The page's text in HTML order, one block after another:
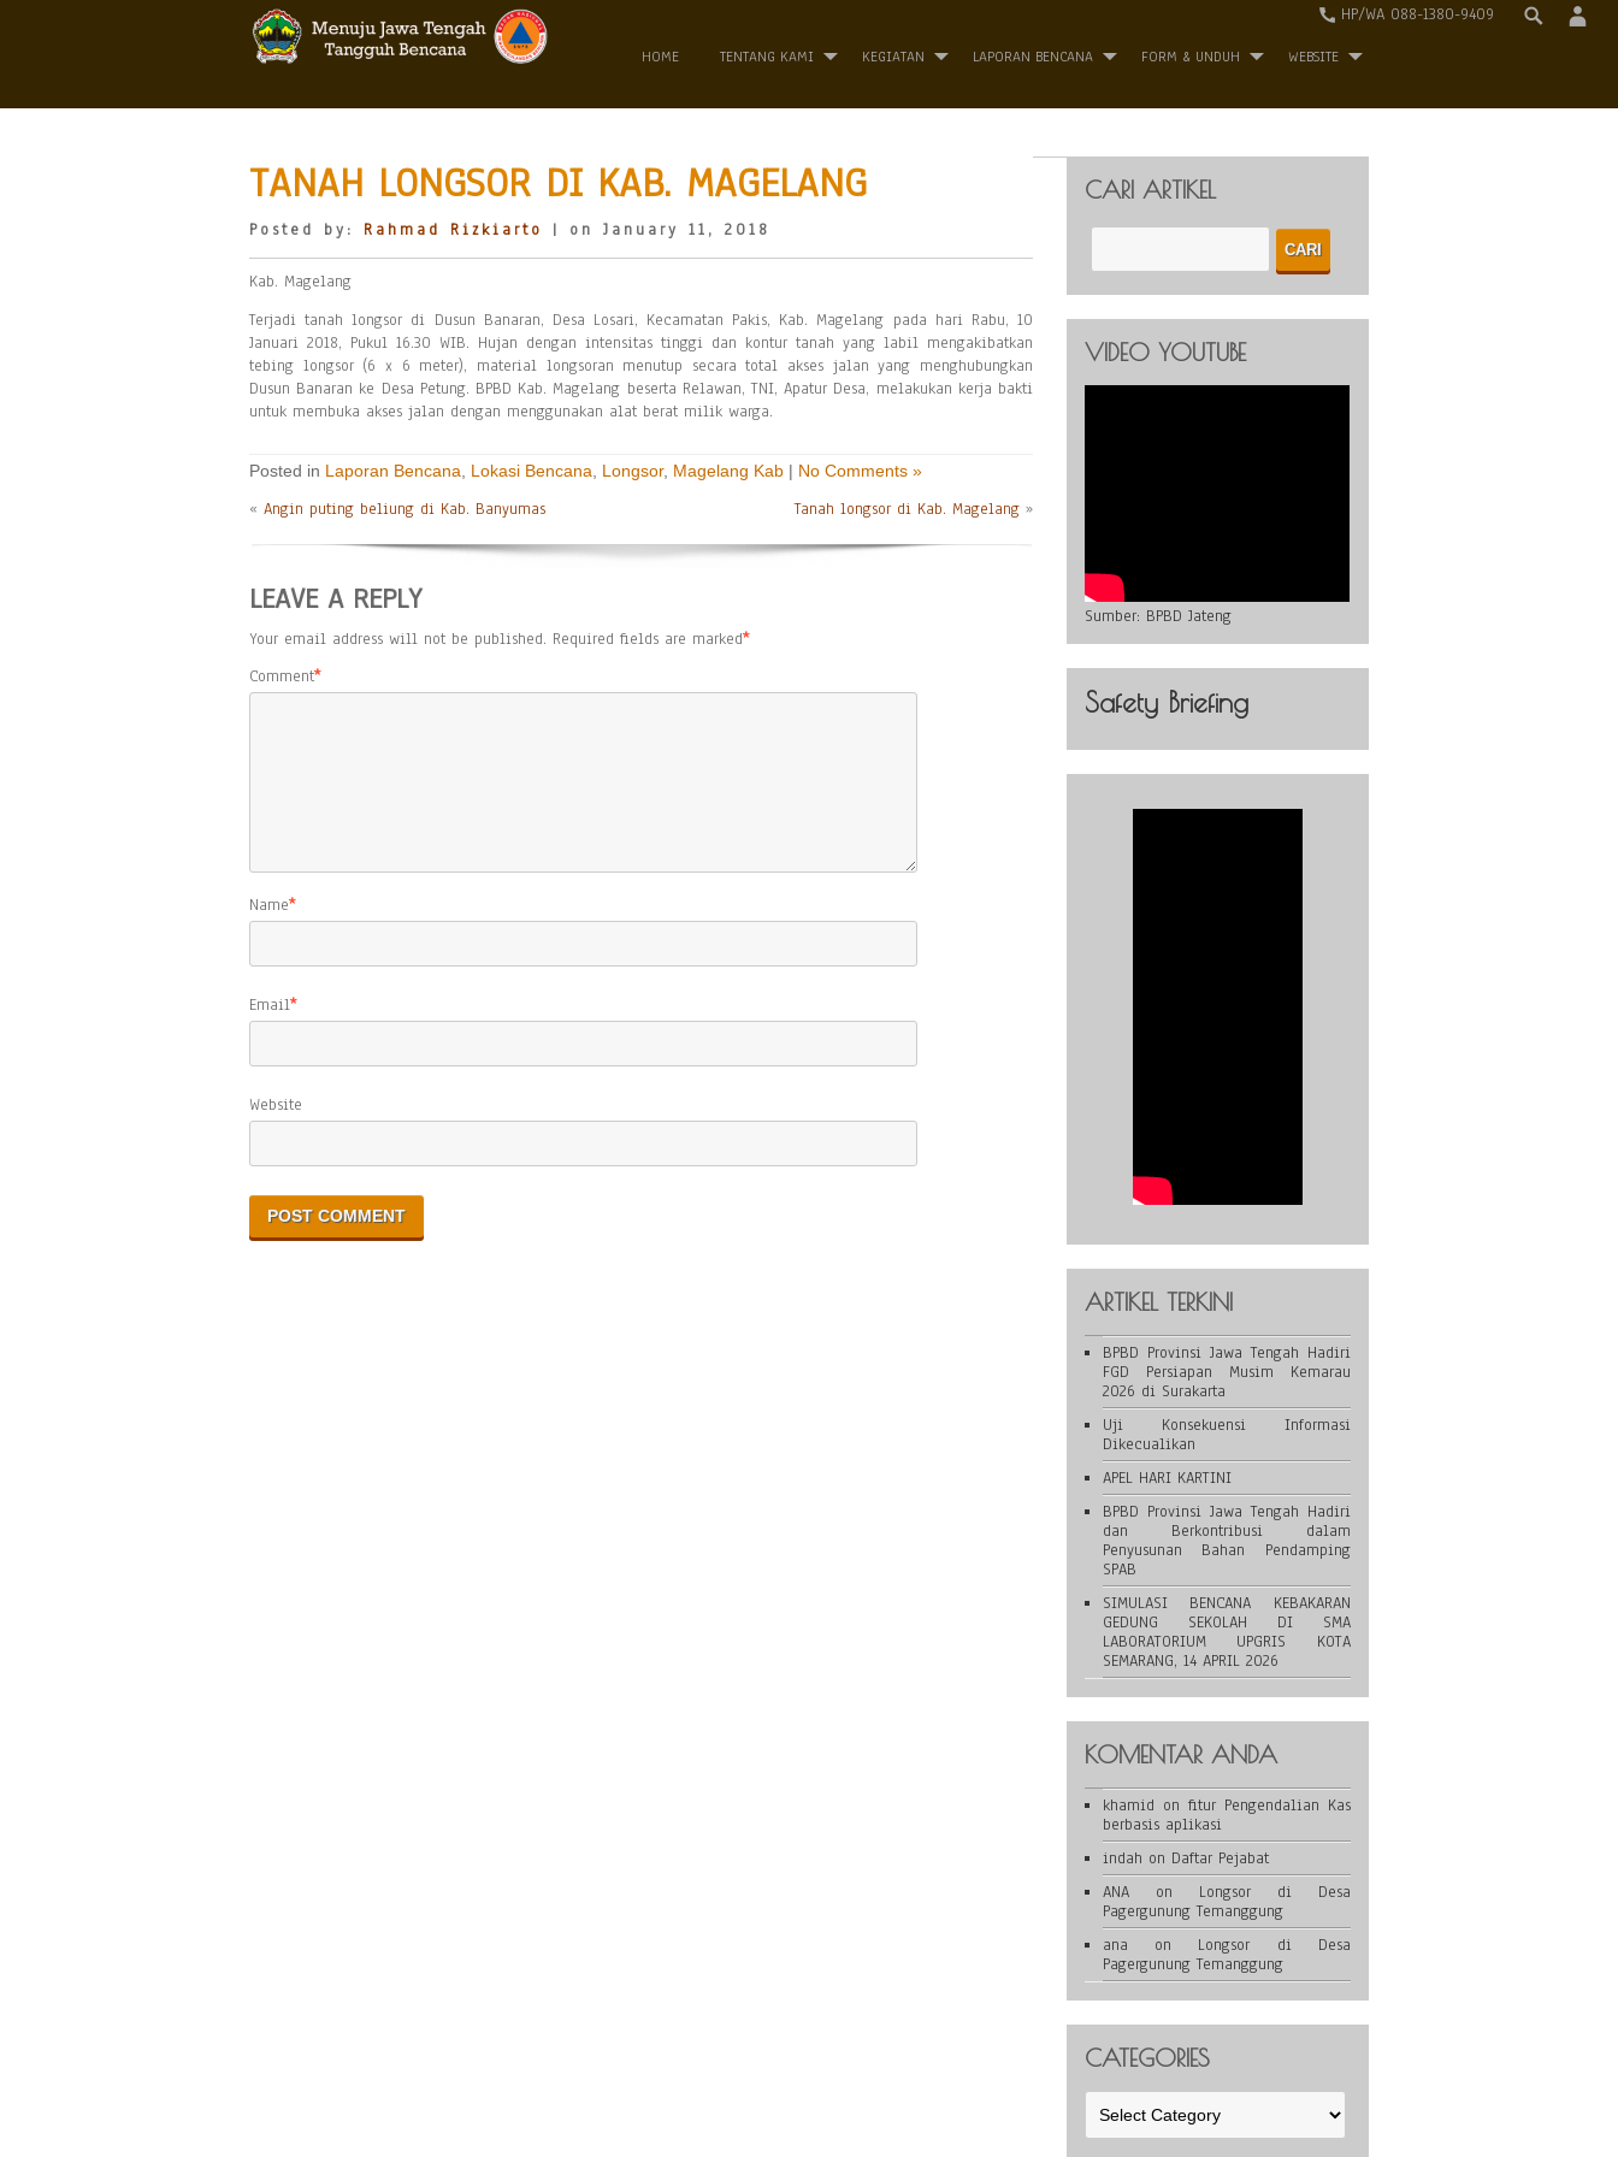
HP/WA 088-1380-9409
HOME TENTANG KAMI KEGIATAN LAPORAN BENCANA FORM & UNDUH WEBSITE
TANAH LONGSOR DI KAB. MAGELANG
Posted by: Rahmad Rizkiarto | on January 11, 2018
Kab. Magelang
Terjadi tanah longsor di Dusun Banaran, Desa Losari, Kecamatan Pakis, Kab. Magelang pada hari Rabu, 10
Januari 2018, Pukul 16.30 WIB. Hujan dengan intensitas tinggi dan kontur tanah yang labil mengakibatkan
tebing longsor (6 x 6 meter), material longsoran menutup secara total akses jalan yang menghubungkan
Dusun Banaran ke Desa Petung. BPBD Kab. Magelang beserta Relawan, TNI, Apatur Desa, melakukan kerja bakti
untuk membuka akses jalan dengan menggunakan alat berat milik warga.
Posted in Laporan Bencana Lokasi Bencana Longsor, Magelang Kab | No Comments »
« Angin puting beliung di Kab. Banyumas Tanah longsor di Kab. Magelang »
LEAVE A REPLY
Your email address will not be published. Required fields are marked*
Comment*
Name*
Email*
Website
CARI ARTIKEL
VIDEO YOUTUBE
Sumber: BPBD Jateng
Safety Briefing
ARTIKEL TERKINI
BPBD Provinsi Jawa Tengah Hadiri
FGD Persiapan Musim Kemarau
2026 di Surakarta
Uji Konsekuensi Informasi
Dikecualikan
APEL HARI KARTINI
BPBD Provinsi Jawa Tengah Hadiri
dan Berkontribusi dalam
Penyusunan Bahan Pendamping
SPAB
SIMULASI BENCANA KEBAKARAN
GEDUNG SEKOLAH DI SMA
LABORATORIUM UPGRIS KOTA
SEMARANG, 14 APRIL 2026
KOMENTAR ANDA
khamid on fitur Pengendalian Kas
berbasis aplikasi
indah on Daftar Pejabat
ANAon Longsor di Desa
Pagergunung Temanggung
ana on Longsor di Desa
Pagergunung Temanggung
CATEGORIES
Categories